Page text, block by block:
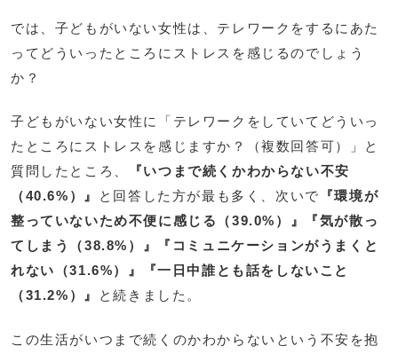
では、子どもがいない女性は、テレワークをするにあた
ってどういったところにストレスを感じるのでしょう
か？
子どもがいない女性に「テレワークをしていてどういっ
たところにストレスを感じますか？（複数回答可）」と
質問したところ、
『いつまで続くかわからない不安
（40.6%）』
と回答した方が最も多く、次いで
『環境が
整っていないため不便に感じる（39.0%）』『気が散っ
てしまう（38.8%）』『コミュニケーションがうまくと
れない（31.6%）』『一日中誰とも話をしないこと
（31.2%）』
と続きました。
この生活がいつまで続くのかわからないという不安を抱